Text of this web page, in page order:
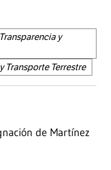
y
Transporte Terrestre
de Martínez